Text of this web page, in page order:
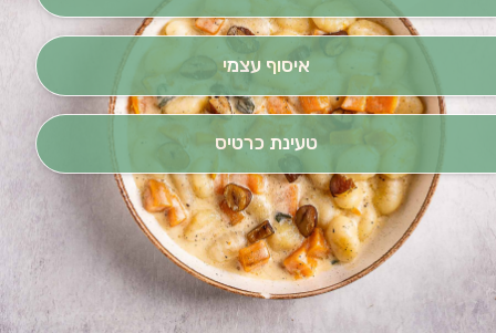
איסוף עצמי
טעינת כרטיס